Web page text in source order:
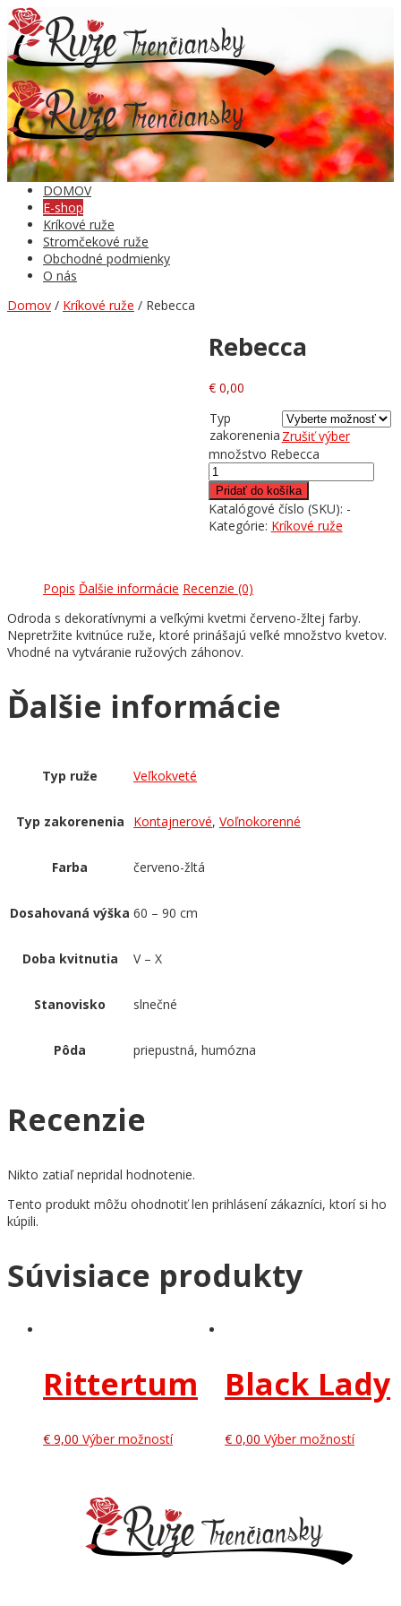
0
DOMOV
E-shop
Kríkové ruže
Stromčekové ruže
Obchodné podmienky
O nás
Domov / Kríkové ruže / Rebecca
Rebecca
€0,00
Typ
zakorenenia Zrušiť výber
množstvo Rebecca
Pridať do košíka
Katalógové číslo (SKU): -
Kategórie: Kríkové ruže
Popis Ďalšie informácie Recenzie (0)
Odroda s dekoratívnymi a veľkými kvetmi červeno-žltej farby.
Nepretržite kvitnúce ruže, ktoré prinášajú veľké množstvo kvetov.
Vhodné na vytváranie ružových záhonov.
Ďalšie informácie
Typ ruže Veľkokveté
Typ zakorenenia Kontajnerové, Voľnokorenné
Farba červeno-žltá
Dosahovaná výška 60 – 90 cm
Doba kvitnutia V – X
Stanovisko slnečné
Pôda priepustná, humózna
Recenzie
Nikto zatiaľ nepridal hodnotenie.
Tento produkt môžu ohodnotiť len prihlásení zákazníci, ktorí si ho
kúpili.
Súvisiace produkty
Rittertum
€ 9,00 Výber možností
Black Lady
€ 0,00 Výber možností